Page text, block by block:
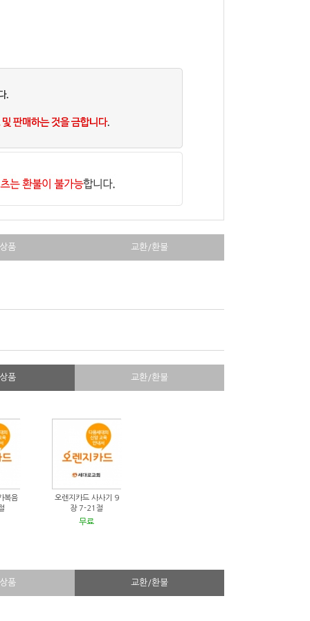
품 교환/환불
품 교환/환불
복음
오렌지카드 사사기 9
장 7-21절
무료
품 교환/환불